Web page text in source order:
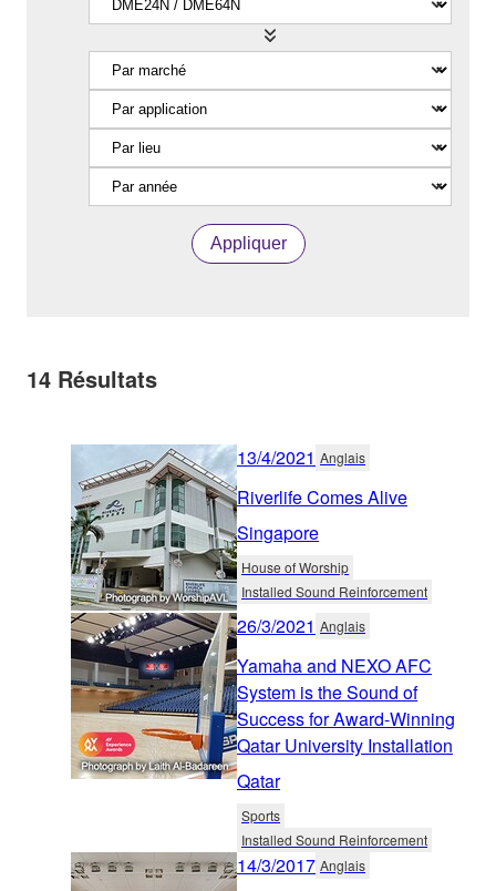
Appliquer
14 Résultats
13/4/2021 Anglais
Riverlife Comes Alive
Singapore
House of Worship
Installed Sound Reinforcement
26/3/2021 Anglais
Yamaha and NEXO AFC
System is the Sound of
Success for Award-Winning
Qatar University Installation
Qatar
Sports
Installed Sound Reinforcement
14/3/2017 Anglais